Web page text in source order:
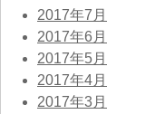
2017年7月
2017年6月
2017年5月
2017年4月
2017年3月